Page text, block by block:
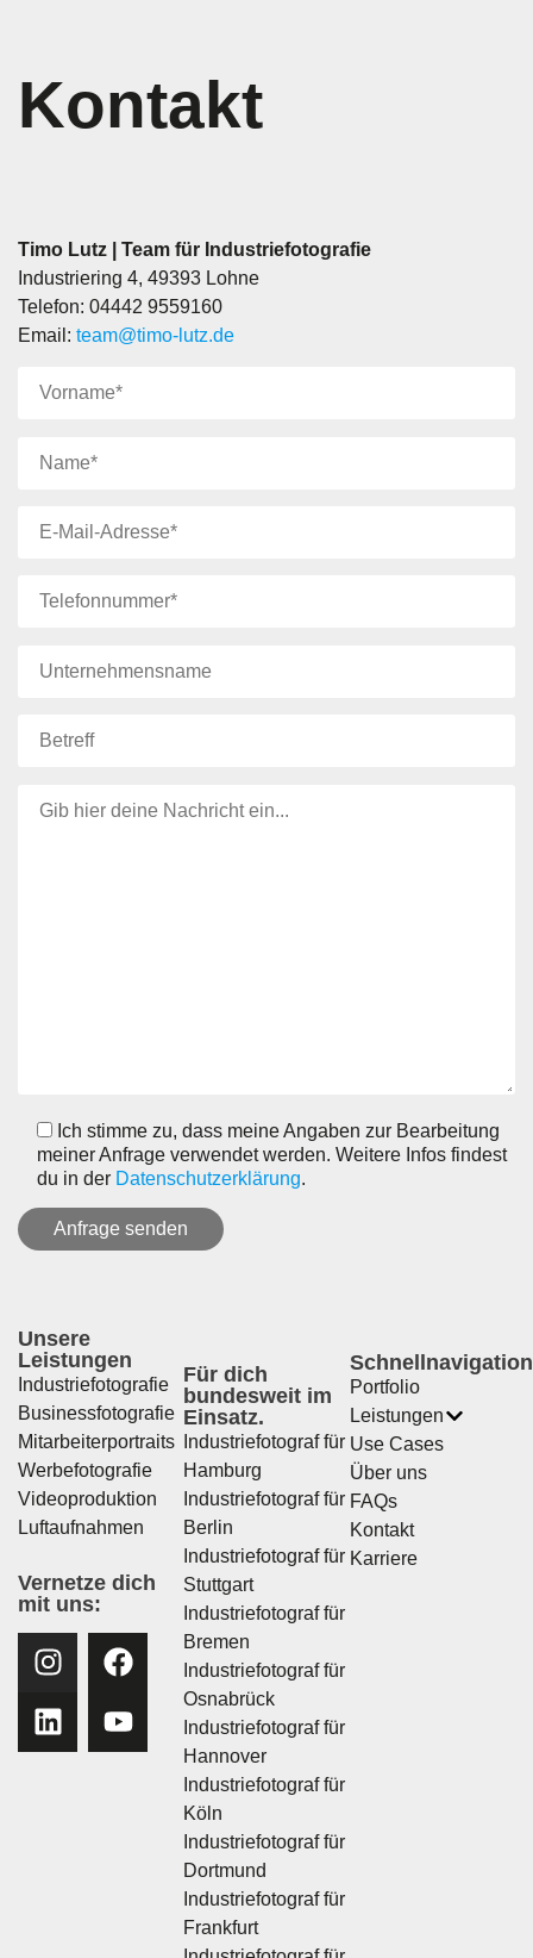
Kontakt
Timo Lutz | Team für Industriefotografie
Industriering 4, 49393 Lohne
Telefon: 04442 9559160
Email: team@timo-lutz.de
Ich stimme zu, dass meine Angaben zur Bearbeitung
meiner Anfrage verwendet werden. Weitere Infos findest
du in der Datenschutzerklärung.
Unsere
Leistungen
Industriefotografie
Businessfotografie
Mitarbeiterportraits
Werbefotografie
Videoproduktion
Luftaufnahmen
Vernetze dich
mit uns:
Für dich
bundesweit im
Einsatz.
Industriefotograf für
Hamburg
Industriefotograf für
Berlin
Industriefotograf für
Stuttgart
Industriefotograf für
Bremen
Industriefotograf für
Osnabrück
Industriefotograf für
Hannover
Industriefotograf für
Köln
Industriefotograf für
Dortmund
Industriefotograf für
Frankfurt
Schnellnavigation
Portfolio
Leistungen
Use Cases
Über uns
FAQs
Kontakt
Karriere